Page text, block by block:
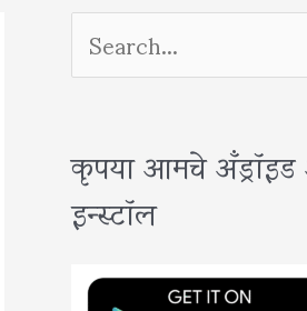
S
e
r
c
कृपया आमचे
इन्स्टॉल